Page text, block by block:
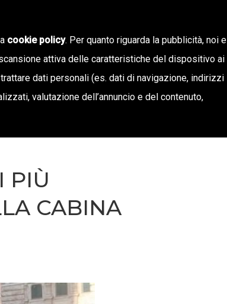
NOTIZIE OFFERTA DI VALORE
PIÙ
CABINA
cookie policy. Per quanto riguarda la pubblicità, noi e
attiva delle caratteristiche del dispositivo ai
dati personali (es. dati di navigazione, indirizzi
valutazione dell’annuncio e del contenuto,